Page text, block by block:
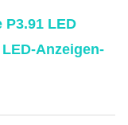
P3.91 LED
Anzeigen-